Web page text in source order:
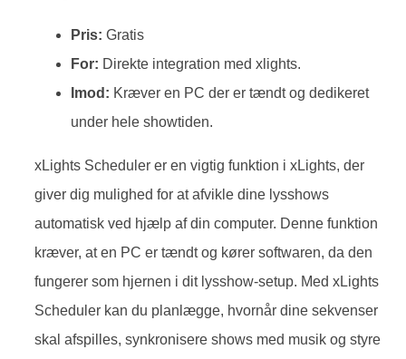
Pris: Gratis
For: Direkte integration med xlights.
Imod: Kræver en PC der er tændt og dedikeret
under hele showtiden.
xLights Scheduler er en vigtig funktion i xLights, der
giver dig mulighed for at afvikle dine lysshows
automatisk ved hjælp af din computer. Denne funktion
kræver, at en PC er tændt og kører softwaren, da den
fungerer som hjernen i dit lysshow-setup. Med xLights
Scheduler kan du planlægge, hvornår dine sekvenser
skal afspilles, synkronisere shows med musik og styre